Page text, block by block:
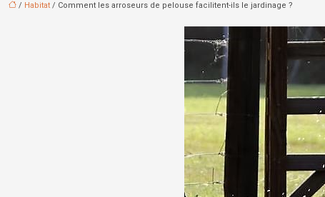
/ Habitat / Comment les arroseurs de pelouse facilitent-ils le jardinage ?